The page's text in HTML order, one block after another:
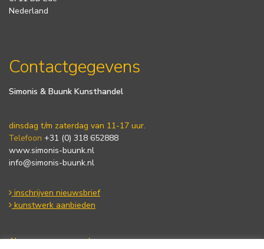
Nederland
Contactgegevens
Simonis & Buunk Kunsthandel
dinsdag t/m zaterdag van 11-17 uur.
Telefoon +31 (0) 318 652888
www.simonis-buunk.nl
info@simonis-buunk.nl
inschrijven nieuwsbrief
kunstwerk aanbieden
Algemene voorwaarden